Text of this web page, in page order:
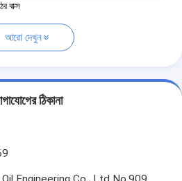
বাক্স
আরো দেখুন
ঠিকানা